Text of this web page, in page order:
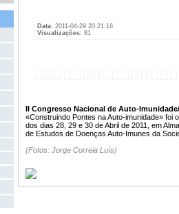
Data: 2011-04-29 20:21:16
Visualizações: 81
II Congresso Nacional de Auto-
«Construindo Pontes na Auto-imunidade» foi
dos dias 28, 29 e 30 de Abril de 2011, em
de Estudos de Doenças Auto-Imunes da
(Fotos: Jorge Correia Luís)